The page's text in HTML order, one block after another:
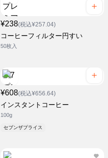
¥238(税込¥257.04)
コーヒーフィルター円すい
50枚入
¥608(税込¥656.64)
インスタントコーヒー
100g
セブンザプライス